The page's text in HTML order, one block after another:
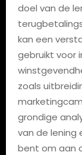
doel van de
kan een
gebruikt voor
zoals
grondige
van de lening
bent om aan